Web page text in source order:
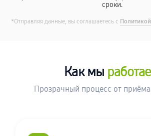
сроки.
*Отправляя данные, вы соглашаетесь с
Как мы
Прозрачный процесс от